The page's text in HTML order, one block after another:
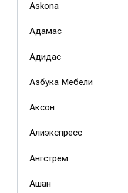
Askona
Адамас
Адидас
Азбука Мебели
Аксон
Алиэкспресс
Ангстрем
Ашан